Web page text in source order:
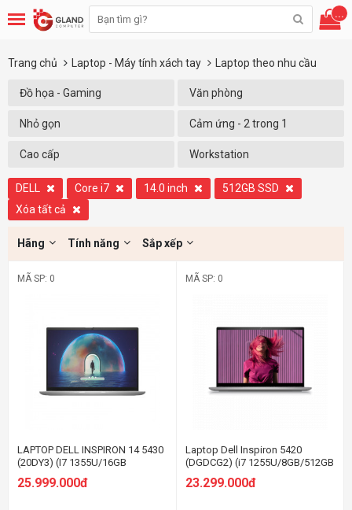
...
Trang chủ Laptop - Máy tính xách tay Laptop theo nhu cầu
Đồ họa - Gaming Văn phòng
Nhỏ gọn Cảm ứng - 2 trong 1
Cao cấp Workstation
DELL Core i7 14.0 inch
512GB SSD
Xóa tất cả
Hãng Tính năng Sắp xếp
MÃ SP: 0
LAPTOP DELL INSPIRON 14 5430
(20DY3) (I7 1355U/16GB
FHD+/WIN11/OFFICE
25.999.000đ
MÃ SP: 0
Laptop Dell Inspiron 5420
(DGDCG2) (i7 1255U/8GB/512GB
HS21/Bạc)
23.299.000đ